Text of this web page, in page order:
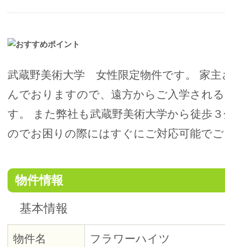
武蔵野美術大学 女性限定物件です。 家主
んでおりますので、遠方からご入学され
す。 また弊社も武蔵野美術大学から徒歩
のでお困りの際にはすぐにご対応可能で
物件情報
基本情報
物件名 フラワーハイツ